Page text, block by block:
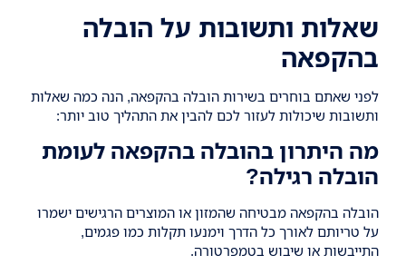
שאלות ותשובות על הובלה
בהקפאה
לפני שאתם בוחרים בשירות הובלה בהקפאה, הנה כמה שאלות
ותשובות שיכולות לעזור לכם להבין את התהליך טוב יותר:
מה היתרון בהובלה בהקפאה לעומת
הובלה רגילה?
הובלה בהקפאה מבטיחה שהמזון או המוצרים הרגישים ישמרו
על טריותם לאורך כל הדרך וימנעו תקלות כמו פגמים,
התייבשות או שיבוש בטמפרטורה.